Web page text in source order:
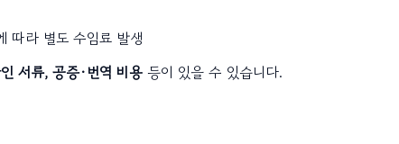
따라 별도 수임료 발생
서류, 공증·번역 비용등이 있을 수 있습니다.